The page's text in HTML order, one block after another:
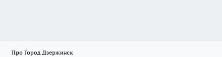
Про Город Дзержинск